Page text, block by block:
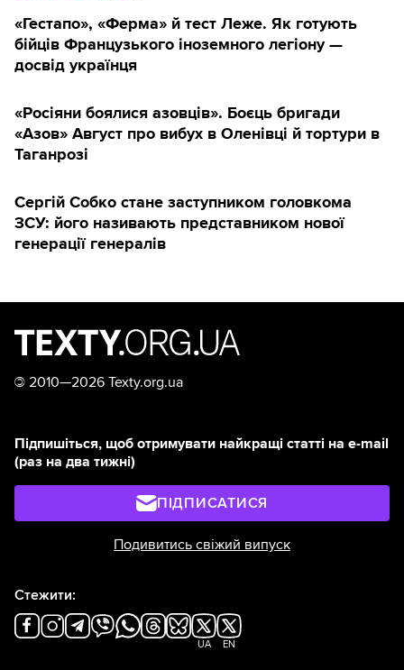
«Гестапо», «Ферма» й тест Леже. Як готують
бійців Французького іноземного легіону —
досвід українця
«Росіяни боялися азовців». Боєць бригади
«Азов» Август про вибух в Оленівці й тортури в
Таганрозі
Сергій Собко стане заступником головкома
ЗСУ: його називають представником нової
генерації генералів
© 2010—2026 Texty.org.ua
Підпишіться, щоб отримувати найкращі статті на e-mail
(раз на два тижні)
ПІДПИСАТИСЯ
Подивитись свіжий випуск
Стежити:
UA EN